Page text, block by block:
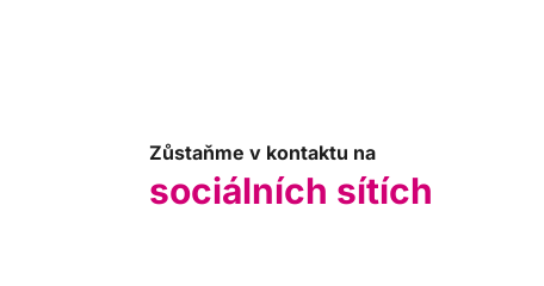
Zůstaňme v kontaktu na
sociálních sítích